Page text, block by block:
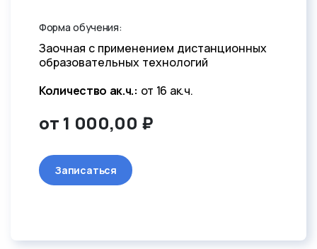
Форма обучения:
Заочная с применением дистанционных
образовательных технологий
Количество ак.ч.: от 16 ак.ч.
от 1 000,00 ₽
Записаться